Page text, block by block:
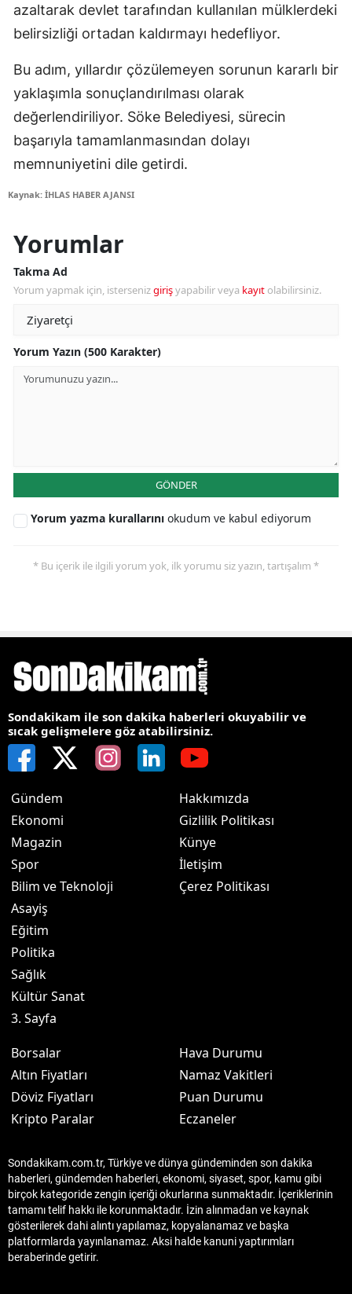
azaltarak devlet tarafından kullanılan mülklerdeki
belirsizliği ortadan kaldırmayı hedefliyor.
Bu adım, yıllardır çözülemeyen sorunun kararlı bir
yaklaşımla sonuçlandırılması olarak
değerlendiriliyor. Söke Belediyesi, sürecin
başarıyla tamamlanmasından dolayı
memnuniyetini dile getirdi.
Kaynak: İHLAS HABER AJANSI
Yorumlar
Takma Ad
Yorum yapmak için, istersenizgirişyapabilir veya kayıt olabilirsiniz.
Yorum Yazın (500 Karakter)
GÖNDER
Yorum yazma kurallarını okudum ve kabul ediyorum
* Bu içerik ile ilgili yorum yok, ilk yorumu siz yazın, tartışalım *
Sondakikam ile son dakika haberleri okuyabilir ve
sıcak gelişmelere göz atabilirsiniz.
Gündem
Ekonomi
Magazin
Spor
Bilim ve Teknoloji
Asayiş
Eğitim
Politika
Sağlık
Kültür Sanat
3. Sayfa
Hakkımızda
Gizlilik Politikası
Künye
İletişim
Çerez Politikası
Borsalar
Altın Fiyatları
Döviz Fiyatları
Kripto Paralar
Hava Durumu
Namaz Vakitleri
Puan Durumu
Eczaneler
Sondakikam.com.tr, Türkiye ve dünya gündeminden son dakika
haberleri, gündemden haberleri, ekonomi, siyaset, spor, kamu gibi
birçok kategoride zengin içeriği okurlarına sunmaktadır. İçeriklerinin
tamamı telif hakkı ile korunmaktadır. İzin alınmadan ve kaynak
gösterilerek dahi alıntı yapılamaz, kopyalanamaz ve başka
platformlarda yayınlanamaz. Aksi halde kanuni yaptırımları
beraberinde getirir.